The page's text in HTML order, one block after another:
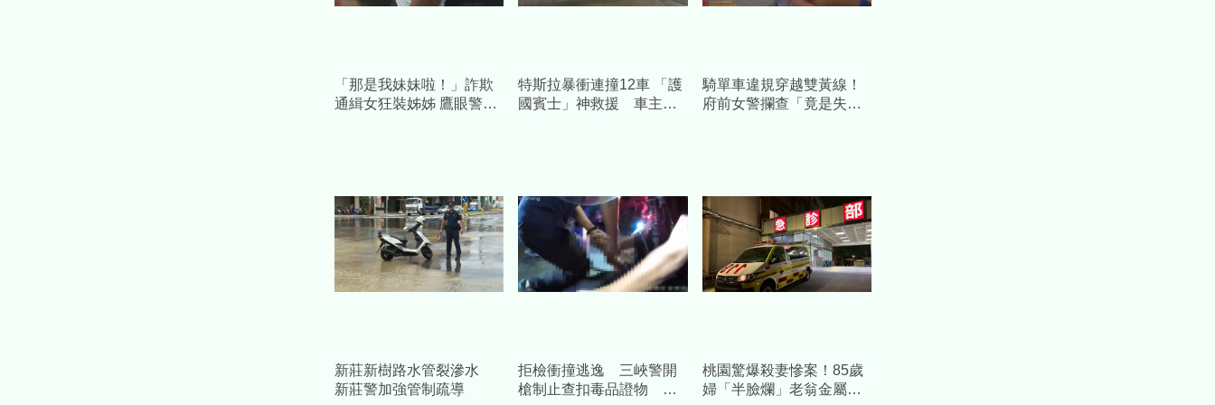
「那是我妹妹啦！」詐欺
通緝女狂裝姊姊 鷹眼警一
特斯拉暴衝連撞12車 「護
國賓士」神救援 車主：
騎單車違規穿越雙黃線！
府前女警攔查「竟是失蹤1
新莊新樹路水管裂滲水
新莊警加強管制疏導
拒檢衝撞逃逸 三峽警開
槍制止查扣毒品證物 交
桃園驚爆殺妻慘案！85歲
婦「半臉爛」老翁金屬拐